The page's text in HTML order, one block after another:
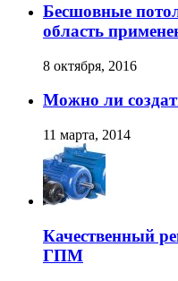
Бесшовные
область
8 октября, 2016
Можно ли
11 марта, 2014
Качественный
ГПМ